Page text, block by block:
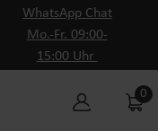
WhatsApp Chat
Mo.-Fr. 09:00-
15:00 Uhr
0